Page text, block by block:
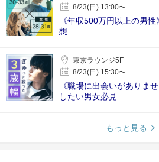
8/23(日) 13:00〜
《年収500万円以上の男
想
東京ラウンジ5F
8/23(日) 15:30〜
《職場に出会いがありま
したい男女必見
もっと見る